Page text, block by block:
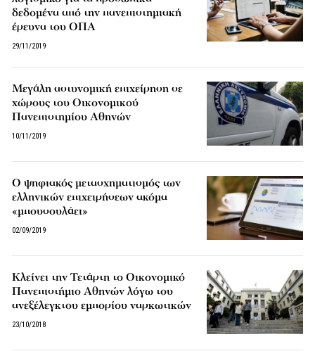
δεδομένα από την πανεπιστημιακή
έρευνα του ΟΠΑ
29/11/2019
Μεγάλη αστυνομική επιχείρηση σε
χώρους του Οικονομικού
Πανεπιστημίου Αθηνών
10/11/2019
O ψηφιακός μετασχηματισμός των
ελληνικών επιχειρήσεων ακόμα
«μπουσουλάει»
02/09/2019
Κλείνει την Τετάρτη το Οικονομικό
Πανεπιστήμιο Αθηνών λόγω του
ανεξέλεγκτου εμπορίου ναρκωτικών
23/10/2018